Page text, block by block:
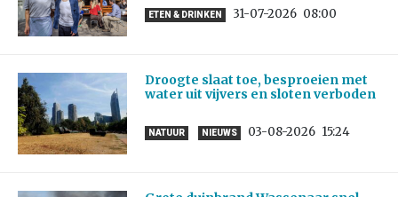
ETEN & DRINKEN 31-07-2026 08:00
Droogte slaat toe, besproeien met
water uit vijvers en sloten verboden
NATUUR NIEUWS 03-08-2026 15:24